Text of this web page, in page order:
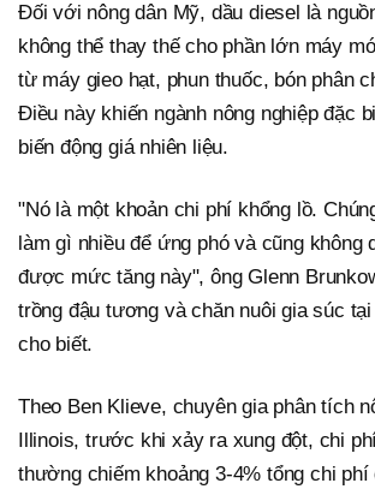
Đối với nông dân Mỹ, dầu diesel là
không thể thay thế cho phần lớn máy
từ máy gieo hạt, phun thuốc, bón phân
Điều này khiến ngành nông nghiệp đặc
biến động giá nhiên liệu.
"Nó là một khoản chi phí khổng lồ.
làm gì nhiều để ứng phó và cũng không
được mức tăng này", ông Glenn
trồng đậu tương và chăn nuôi gia súc
cho biết.
Theo Ben Klieve, chuyên gia phân tích
Illinois, trước khi xảy ra xung đột, chi
thường chiếm khoảng 3-4% tổng chi phí